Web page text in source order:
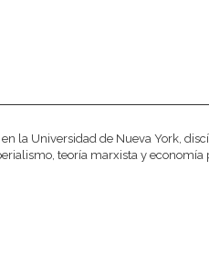
la Universidad de Nueva York,
teoría marxista y economía